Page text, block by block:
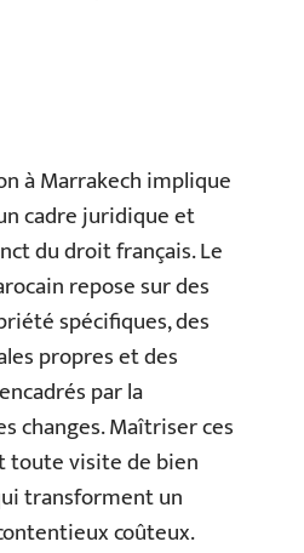
à Marrakech implique
cadre juridique et
du droit français. Le
repose sur des
spécifiques, des
propres et des
par la
changes. Maîtriser ces
toute visite de bien
transforment un
coûteux.